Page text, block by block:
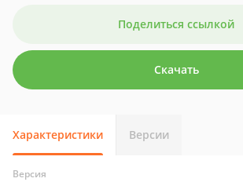
Поделиться ссылкой
Скачать
Характеристики Версии
Версия